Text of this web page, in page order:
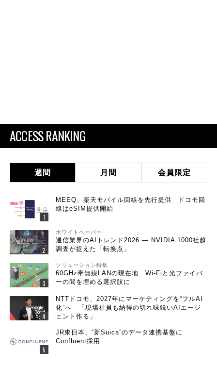
ACCESS RANKING
週間 月間 会員限定
MEEQ、楽天モバイル回線を先行提供 ドコモ回
線はeSIM提供開始
ホワイトペーパー
通信業界のAIトレンド2026 ― NVIDIA 1000社超
調査が捉えた「転換点」
ソリューション特集
60GHz帯無線LANの現在地 Wi-Fiと光ファイバ
ーの間を埋める選択肢に
NTTドコモ、2027年にマーケティングを“フルAI
化”へ 「現場社員も納得の切れ味鋭いAIエージ
ェント作る」
JR東日本、“新Suica”のデータ連携基盤に
Confluent採用